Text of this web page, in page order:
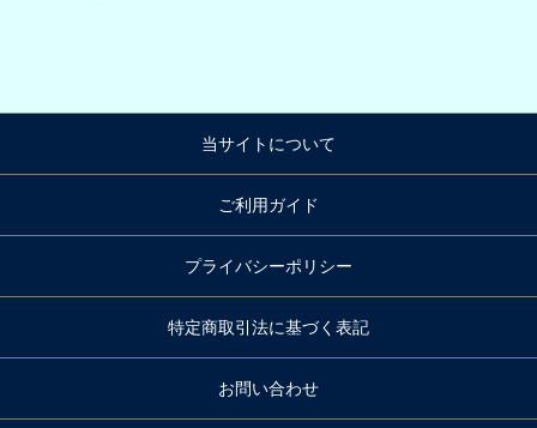
当サイトについて
ご利用ガイド
プライバシーポリシー
特定商取引法に基づく表記
お問い合わせ